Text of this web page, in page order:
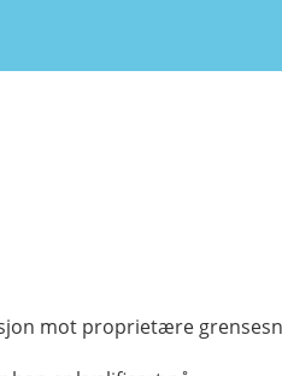
mot proprietære